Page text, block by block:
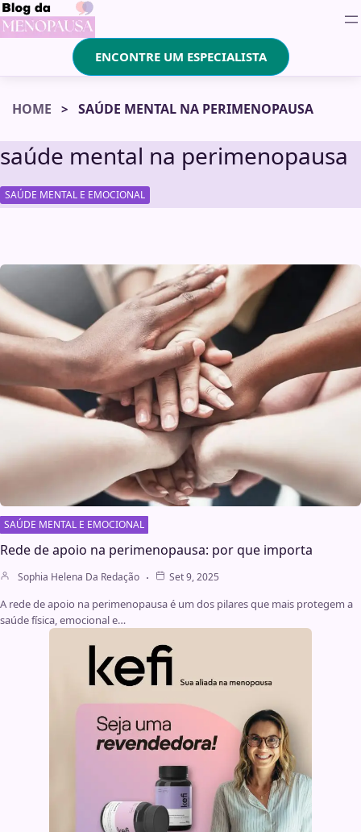
ENCONTRE UM ESPECIALISTA
HOME SAÚDE MENTAL NA PERIMENOPAUSA
saúde mental na perimenopausa
SAÚDE MENTAL E EMOCIONAL
SAÚDE MENTAL E EMOCIONAL
Rede de apoio na perimenopausa: por que importa
Sophia Helena Da Redação Set 9, 2025
A rede de apoio na perimenopausa é um dos pilares que mais protegem a
saúde física, emocional e…